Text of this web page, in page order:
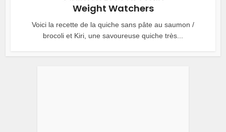
Weight Watchers
Voici la recette de la quiche sans pâte au saumon /
brocoli et Kiri, une savoureuse quiche très...